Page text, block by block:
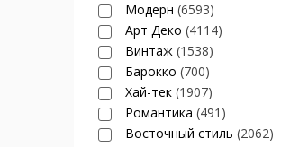
Модерн (6593)
Арт Деко (4114)
Винтаж (1538)
Барокко (700)
Хай-тек (1907)
Романтика (491)
Восточный стиль (2062)